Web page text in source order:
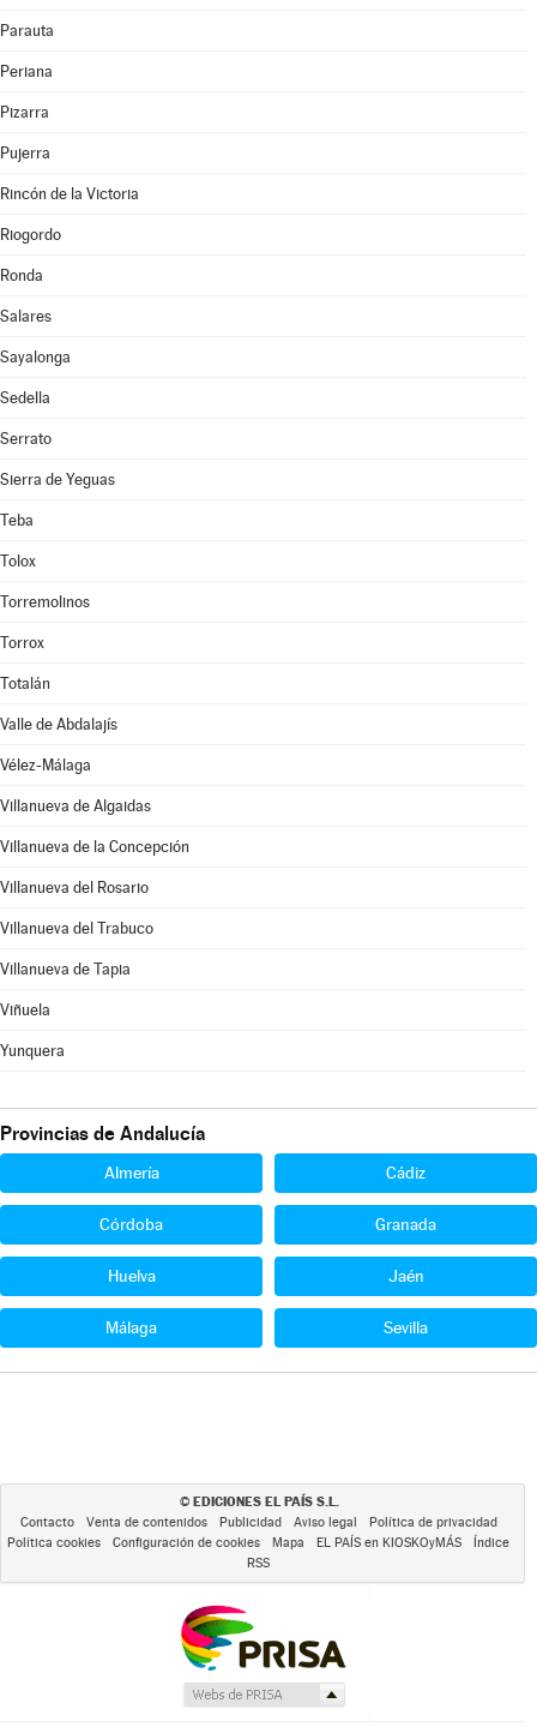
Parauta
Periana
Pizarra
Pujerra
Rincón de la Victoria
Riogordo
Ronda
Salares
Sayalonga
Sedella
Serrato
Sierra de Yeguas
Teba
Tolox
Torremolinos
Torrox
Totalán
Valle de Abdalajís
Vélez-Málaga
Villanueva de Algaidas
Villanueva de la Concepción
Villanueva del Rosario
Villanueva del Trabuco
Villanueva de Tapia
Viñuela
Yunquera
Provincias de Andalucía
Almería Cádiz
Córdoba Granada
Huelva Jaén
Málaga Sevilla
© EDICIONES EL PAÍS S.L.
Contacto Venta de contenidos Publicidad Aviso legal
Política de privacidad
Política cookies
Configuración de cookies Mapa EL PAÍS en KIOSKOyMÁS
Índice
RSS